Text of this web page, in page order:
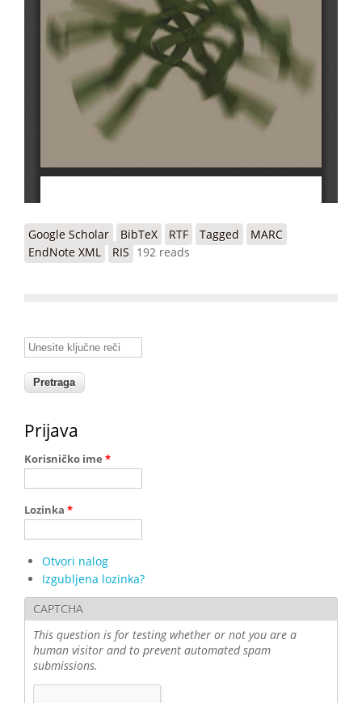
Google Scholar BibTeX RTF Tagged
MARC
EndNote XML
RIS 192 reads
Unesite ključne reči
Prijava
Korisničko ime *
Lozinka *
Otvori nalog
Izgubljena lozinka?
CAPTCHA
This question is for testing whether or not you are a
human visitor and to prevent automated spam
submissions.